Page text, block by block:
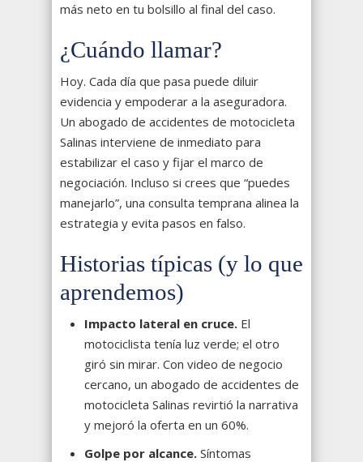
más neto en tu bolsillo al final del caso.
¿Cuándo llamar?
Hoy. Cada día que pasa puede diluir
evidencia y empoderar a la aseguradora.
Un abogado de accidentes de motocicleta
Salinas interviene de inmediato para
estabilizar el caso y fijar el marco de
negociación. Incluso si crees que “puedes
manejarlo”, una consulta temprana alinea la
estrategia y evita pasos en falso.
Historias típicas (y lo que
aprendemos)
Impacto lateral en cruce. El
motociclista tenía luz verde; el otro
giró sin mirar. Con video de negocio
cercano, un abogado de accidentes de
motocicleta Salinas revirtió la narrativa
y mejoró la oferta en un 60%.
Golpe por alcance. Síntomas